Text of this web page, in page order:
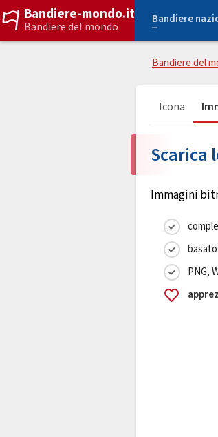
Bandiere-mondo.it
Bandiere del mondo
Bandiere
Bandiere del
Icona
Scarica
Immagini
PNG,